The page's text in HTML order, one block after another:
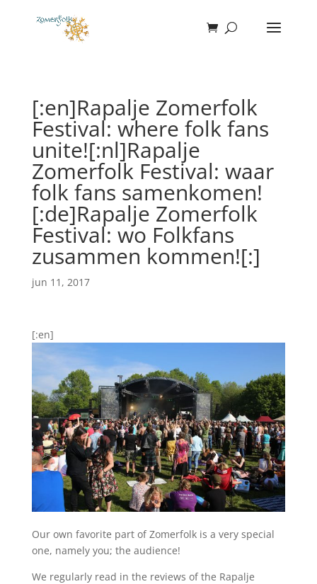
[:en]Rapalje Zomerfolk
Festival: where folk fans
unite![:nl]Rapalje
Zomerfolk Festival: waar
folk fans samenkomen!
[:de]Rapalje Zomerfolk
Festival: wo Folkfans
zusammen kommen![:]
jun 11, 2017
[:en]
Our own favorite part of Zomerfolk is a very special
one, namely you; the audience!
We regularly read in the reviews of the Rapalje